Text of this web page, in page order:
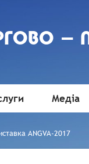
-
Медіа
ANGVA-2017